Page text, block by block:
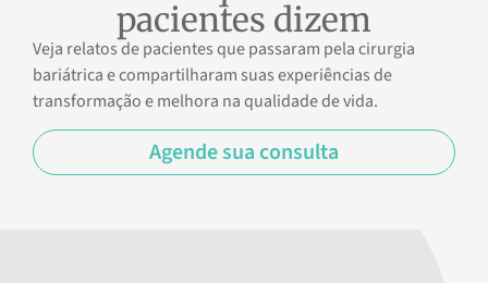
pacientes dizem
Veja relatos de pacientes que passaram pela cirurgia
bariátrica e compartilharam suas experiências de
transformação e melhora na qualidade de vida.
Agende sua consulta